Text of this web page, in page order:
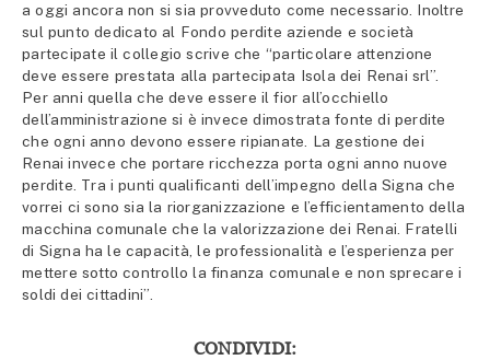
a oggi ancora non si sia provveduto come necessario. Inoltre
sul punto dedicato al Fondo perdite aziende e società
partecipate il collegio scrive che “particolare attenzione
deve essere prestata alla partecipata Isola dei Renai srl”.
Per anni quella che deve essere il fior all’occhiello
dell’amministrazione si è invece dimostrata fonte di perdite
che ogni anno devono essere ripianate. La gestione dei
Renai invece che portare ricchezza porta ogni anno nuove
perdite. Tra i punti qualificanti dell’impegno della Signa che
vorrei ci sono sia la riorganizzazione e l’efficientamento della
macchina comunale che la valorizzazione dei Renai. Fratelli
di Signa ha le capacità, le professionalità e l’esperienza per
mettere sotto controllo la finanza comunale e non sprecare i
soldi dei cittadini”.
CONDIVIDI: